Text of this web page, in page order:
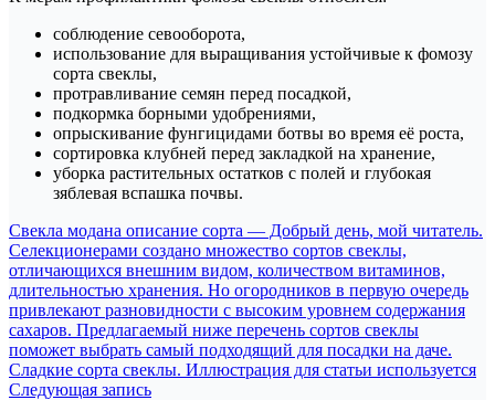
соблюдение севооборота,
использование для выращивания устойчивые к фомозу
сорта свеклы,
протравливание семян перед посадкой,
подкормка борными удобрениями,
опрыскивание фунгицидами ботвы во время её роста,
сортировка клубней перед закладкой на хранение,
уборка растительных остатков с полей и глубокая
зяблевая вспашка почвы.
Навигация
по
записям
Свекла модана описание сорта — Добрый день, мой читатель.
Селекционерами создано множество сортов свеклы,
отличающихся внешним видом, количеством витаминов,
длительностью хранения. Но огородников в первую очередь
привлекают разновидности с высоким уровнем содержания
сахаров. Предлагаемый ниже перечень сортов свеклы
поможет выбрать самый подходящий для посадки на даче.
Сладкие сорта свеклы. Иллюстрация для статьи используется
Следующая запись